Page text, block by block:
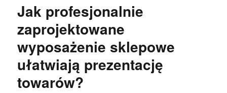
Jak profesjonalnie
zaprojektowane
wyposażenie sklepowe
ułatwiają prezentację
towarów?